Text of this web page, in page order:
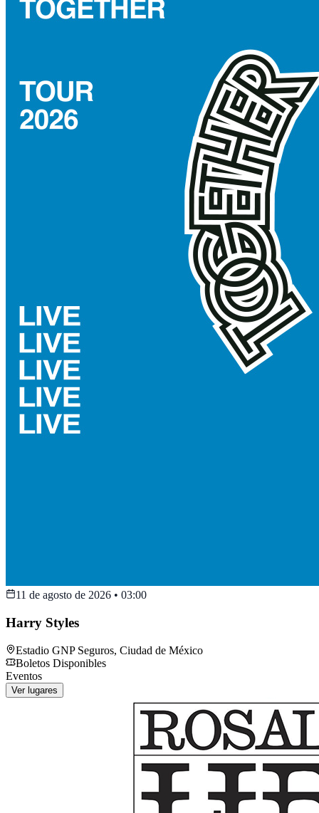
11 de agosto de 2026 • 03:00
Harry Styles
Estadio GNP Seguros, Ciudad de México
Boletos Disponibles
Eventos
Ver lugares